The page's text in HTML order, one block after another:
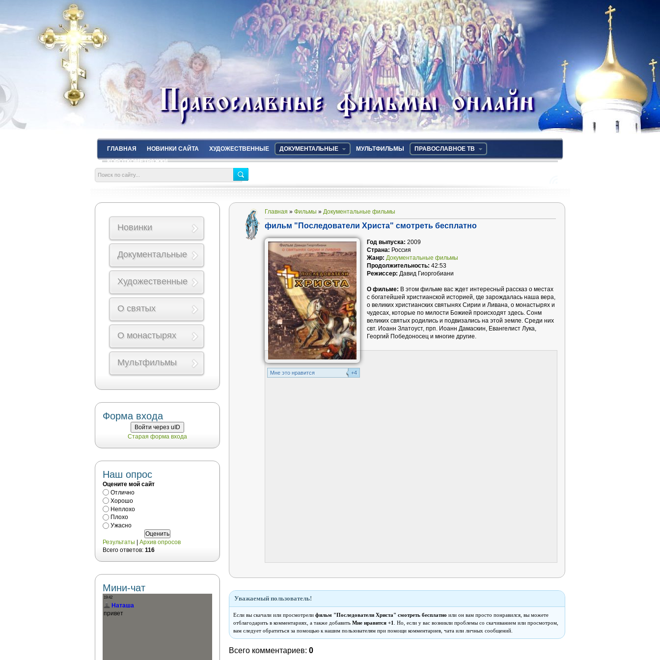
ГЛАВНАЯ НОВИНКИ САЙТА ХУДОЖЕСТВЕННЫЕ ДОКУМЕНТАЛЬНЫЕ МУЛЬТФИЛЬМЫ
ПРАВОСЛАВНОЕ ТВ
КОРОТКОМЕТРАЖКИ
Главная » Фильмы » Документальные фильмы
фильм "Последователи Христа" смотреть бесплатно
Mне это нравится +4
Год выпуска: 2009
Страна: Россия
Жанр: Документальные фильмы
Продолжительность: 42:53
Режиссер: Давид Гиоргобиани
О фильме: В этом фильме вас ждет интересный рассказ о местах
с богатейшей христианской историей, где зарождалась наша вера,
о великих христианских святынях Сирии и Ливана, о монастырях и
чудесах, которые по милости Божией происходят здесь. Сонм
великих святых родились и подвизались на этой земле. Среди них
свт. Иоанн Златоуст, прп. Иоанн Дамаскин, Евангелист Лука,
Георгий Победоносец и многие другие.
Уважаемый пользователь!
Если вы скачали или просмотрели фильм "Последователи Христа" смотреть бесплатно или он вам просто понравился, вы можете
отблагодарить в комментариях, а также добавить Мне нравится +1
. Но, если у вас возникли проблемы со скачиванием или просмотром,
вам следует обратиться за помощью к нашим пользователям при помощи комментариев, чата или личных сообщений.
Всего комментариев: 0
Новинки
Документальные
Художественные
О святых
О монастырях
Мультфильмы
Форма входа
Войти через uID
Старая форма входа
Наш опрос
Оцените мой сайт
Отлично
Хорошо
Неплохо
Плохо
Ужасно
Результаты
Архив опросов
Всего ответов: 116
Мини-чат